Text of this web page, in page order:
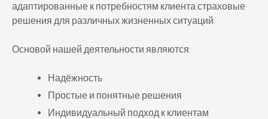
Kontakti
адаптированные к потребностям клиента страховые
решения для различных жизненных ситуаций.
Основой нашей деятельности являются:
Надёжность
Простые и понятные решения
Индивидуальный подход к клиентам